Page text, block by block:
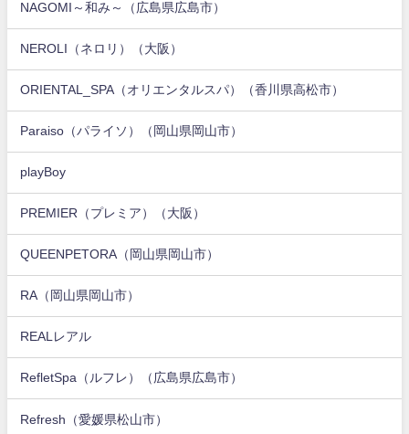
NAGOMI～和み～（広島県広島市）
NEROLI（ネロリ）（大阪）
ORIENTAL_SPA（オリエンタルスパ）（香川県高松市）
Paraiso（パライソ）（岡山県岡山市）
playBoy
PREMIER（プレミア）（大阪）
QUEENPETORA（岡山県岡山市）
RA（岡山県岡山市）
REALレアル
RefletSpa（ルフレ）（広島県広島市）
Refresh（愛媛県松山市）